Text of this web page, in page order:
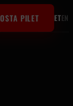
OSTA PILET ETEN